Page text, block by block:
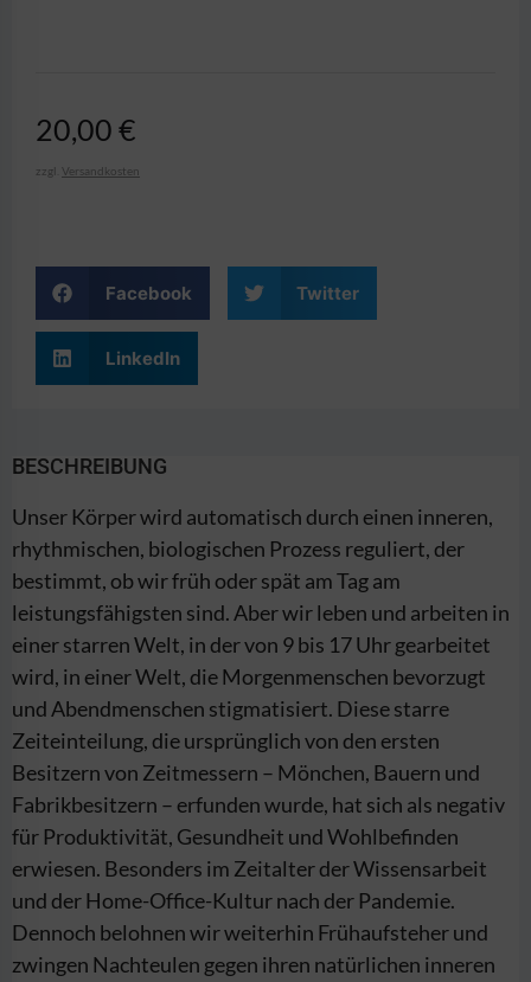
20,00 €
zzgl. Versandkosten
Facebook Twitter
LinkedIn
BESCHREIBUNG
Unser Körper wird automatisch durch einen inneren,
rhythmischen, biologischen Prozess reguliert, der
bestimmt, ob wir früh oder spät am Tag am
leistungsfähigsten sind. Aber wir leben und arbeiten in
einer starren Welt, in der von 9 bis 17 Uhr gearbeitet
wird, in einer Welt, die Morgenmenschen bevorzugt
und Abendmenschen stigmatisiert. Diese starre
Zeiteinteilung, die ursprünglich von den ersten
Besitzern von Zeitmessern – Mönchen, Bauern und
Fabrikbesitzern – erfunden wurde, hat sich als negativ
für Produktivität, Gesundheit und Wohlbefinden
erwiesen. Besonders im Zeitalter der Wissensarbeit
und der Home-Office-Kultur nach der Pandemie.
Dennoch belohnen wir weiterhin Frühaufsteher und
zwingen Nachteulen gegen ihren natürlichen inneren